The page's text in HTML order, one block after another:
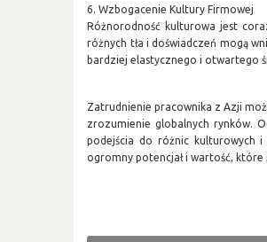
6. Wzbogacenie Kultury Firmowej
Różnorodność kulturowa jest
różnych tła i doświadczeń mogą
bardziej elastycznego i otwartego
Zatrudnienie pracownika z Azji
zrozumienie globalnych rynków.
podejścia do różnic kulturowych i
ogromny potencjał i wartość,